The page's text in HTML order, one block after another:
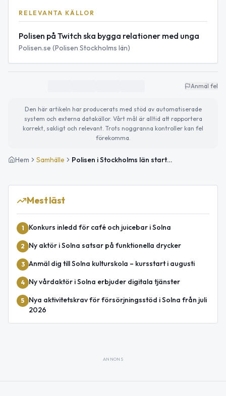
RELEVANTA KÄLLOR
Polisen på Twitch ska bygga relationer med unga
Polisen.se (Polisen Stockholms län)
Anmäl fel
Den här artikeln har producerats med stöd av automatiserade
system och externa datakällor. Vårt mål är alltid att rapportera
korrekt, sakligt och relevant. Trots noggranna kontroller kan fel
förekomma.
Hem Samhälle Polisen i Stockholms län startar på Twitch för att nå barn och unga
Mest läst
1 Konkurs inledd för café och juicebar i Solna
2 Ny aktör i Solna satsar på funktionella drycker
3 Anmäl dig till Solna kulturskola – kursstart i augusti
4 Ny vårdaktör i Solna erbjuder digitala tjänster
5
Nya aktivitetskrav för försörjningsstöd i Solna från juli
2026
ANNONS